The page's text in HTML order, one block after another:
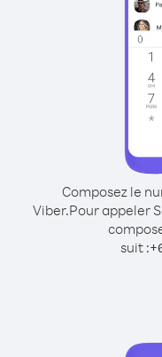
Composez le
Viber.Pour appeler
suit :+